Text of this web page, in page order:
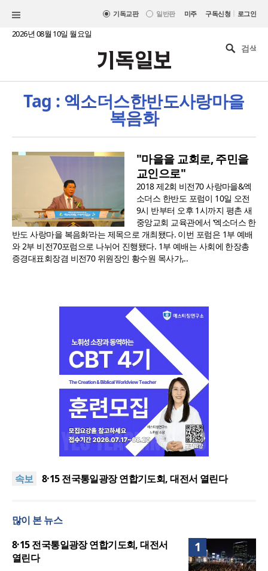
기독교판 일반판 미주 구독신청 | 로그인
2026년 08월 10일 월요일
Tag : 엑소더스한반도사랑마을
복음화
"마을을 교회로, 주민을
교인으로"
2018 제2회 비전70 사랑마을&엑
소더스 한반도 포럼이 10일 오전
9시 반부터 오후 1시까지 평촌 새
중앙교회 교육관에서 ‘엑소더스 한
반도 사랑마을 복음화’라는 제목으로 개최됐다. 이번 포럼은 1부 예배
와 2부 비전70포럼으로 나뉘어 진행됐다. 1부 예배는 사회에 한장총
증경대표회장겸 비전70 위원장인 황수원 목사가,..
속보
한동대 RISE사업단, 포항 죽도시장 담은 로컬 매거진
8·15 전국통일광장 연합기도회, 대전서 열린다
여”
한동대 RISE사업단, 포항 죽도시장 담은 로컬 매거진
“광복절 맞아 자유 지키고 다음세대 위해 기도하자”
많이 본 뉴스
1
8·15 전국통일광장 연합기도회, 대전서
열린다